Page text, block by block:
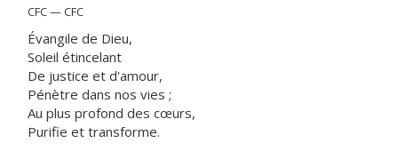
CFC — CFC
Évangile de Dieu,
Soleil étincelant
De justice et d'amour,
Pénètre dans nos vies ;
Au plus profond des cœurs,
Purifie et transforme.